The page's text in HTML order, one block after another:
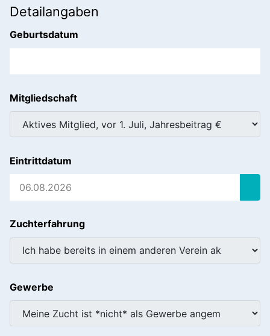
Detailangaben
Geburtsdatum
Mitgliedschaft
Eintrittdatum
Zuchterfahrung
Gewerbe